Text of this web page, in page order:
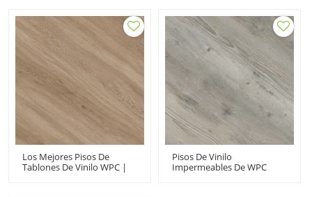
Absorbe El Sonido UCL
8060
Impermeable
Los Mejores Pisos De
Tablones De Vinilo WPC |
Pisos De Vinilo
Impermeables De WPC